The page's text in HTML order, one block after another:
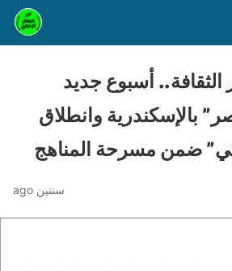
أسبوع جديد
بالإسكندرية وانطلاق
ضمن مسرحة المناهج
سنتين ago